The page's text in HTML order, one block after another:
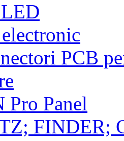
PCB
Pro Panel
FINDER;